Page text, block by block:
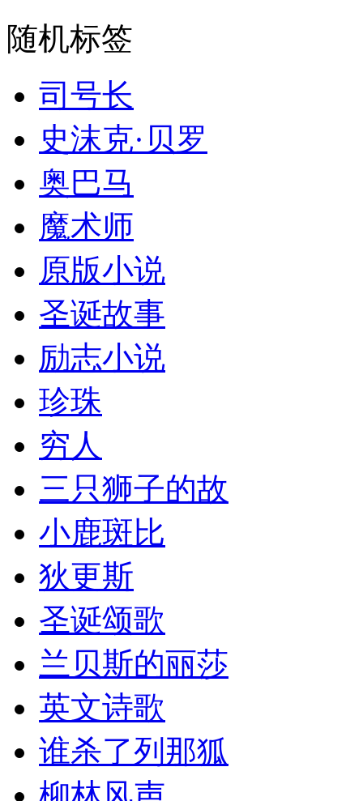
随机标签
司号长
史沫克·贝罗
奥巴马
魔术师
原版小说
圣诞故事
励志小说
珍珠
穷人
三只狮子的故
小鹿斑比
狄更斯
圣诞颂歌
兰贝斯的丽莎
英文诗歌
谁杀了列那狐